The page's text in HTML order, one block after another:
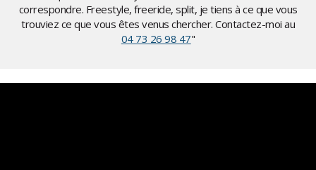
correspondre. Freestyle, freeride, split, je tiens à ce que vous
trouviez ce que vous êtes venus chercher. Contactez-moi au
04 73 26 98 47"